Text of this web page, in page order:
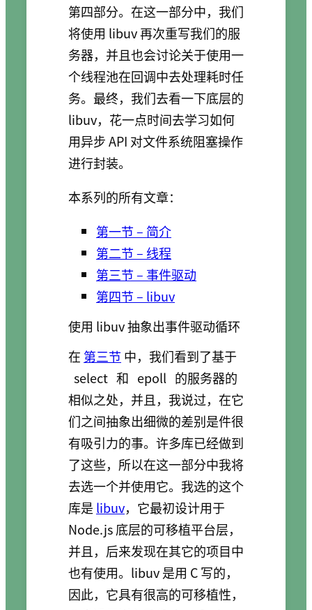
第四部分。在这一部分中，我们
将使用 libuv 再次重写我们的服
务器，并且也会讨论关于使用一
个线程池在回调中去处理耗时任
务。最终，我们去看一下底层的
libuv，花一点时间去学习如何
用异步 API 对文件系统阻塞操作
进行封装。
本系列的所有文章：
第一节 – 简介
第二节 – 线程
第三节 – 事件驱动
第四节 – libuv
使用 libuv 抽象出事件驱动循环
在 第三节 中，我们看到了基于
select 和 epoll 的服务器的
相似之处，并且，我说过，在它
们之间抽象出细微的差别是件很
有吸引力的事。许多库已经做到
了这些，所以在这一部分中我将
去选一个并使用它。我选的这个
库是 libuv，它最初设计用于
Node.js 底层的可移植平台层，
并且，后来发现在其它的项目中
也有使用。libuv 是用 C 写的，
因此，它具有很高的可移植性，